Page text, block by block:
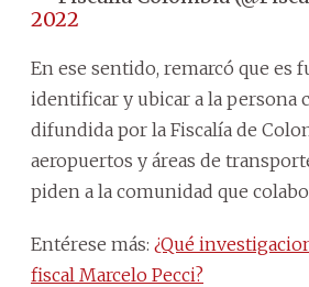
2022
En ese sentido, remarcó que es
identificar y ubicar a la persona
difundida por la Fiscalía de
aeropuertos y áreas de
piden a la comunidad que
Entérese más: ¿Qué
fiscal Marcelo Pecci?